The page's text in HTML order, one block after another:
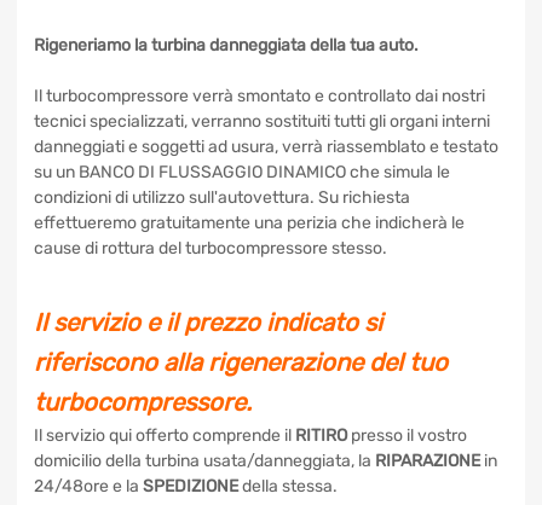
Rigeneriamo la turbina danneggiata della tua auto.
Il turbocompressore verrà smontato e controllato dai nostri
tecnici specializzati, verranno sostituiti tutti gli organi interni
danneggiati e soggetti ad usura, verrà riassemblato e
testato su un BANCO DI FLUSSAGGIO DINAMICO che
simula le condizioni di utilizzo sull'autovettura. Su richiesta
effettueremo gratuitamente una perizia che indicherà le
cause di rottura del turbocompressore stesso.
Il servizio e il prezzo indicato si
riferiscono alla rigenerazione del tuo
turbocompressore.
Il servizio qui offerto comprende il RITIROpresso il vostro
domicilio della turbina usata/danneggiata, la RIPARAZIONE
in 24/48ore e laSPEDIZIONEdella stessa.